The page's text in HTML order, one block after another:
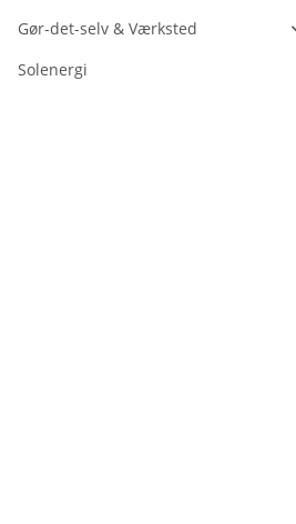
Gør-det-selv & Værksted
Solenergi